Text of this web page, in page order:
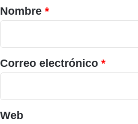
r
i
o
*
Nombre *
Correo electrónico *
Web